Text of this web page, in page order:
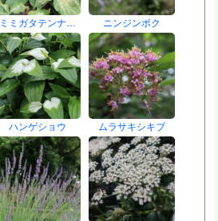
ミミガタテンナ… ニンジンボク
ハンゲショウ ムラサキシキブ